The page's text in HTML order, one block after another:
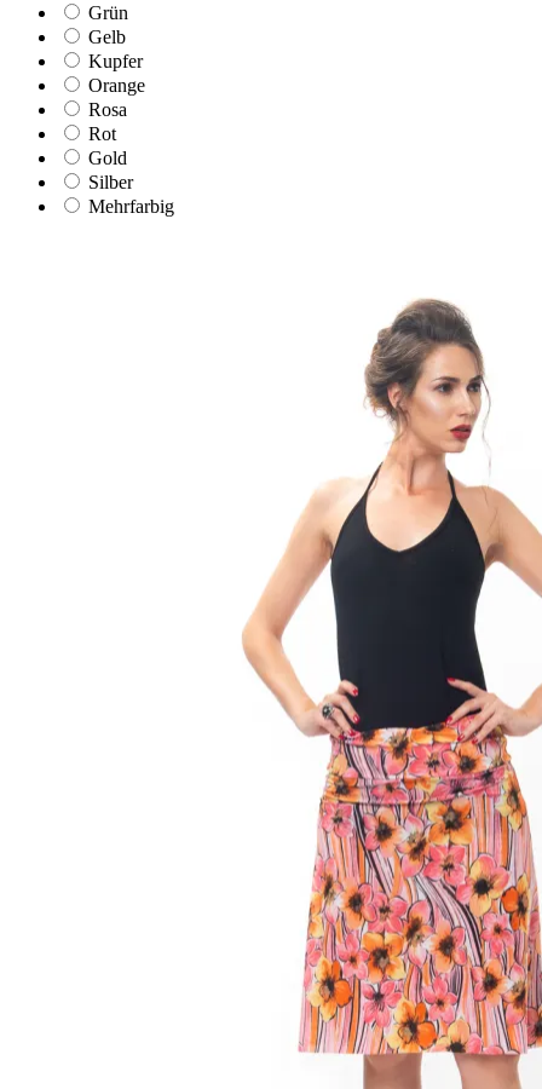
Grün
Gelb
Kupfer
Orange
Rosa
Rot
Gold
Silber
Mehrfarbig